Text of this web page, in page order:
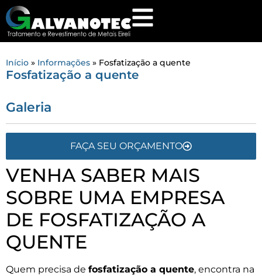
Início » Informações » Fosfatização a quente
Fosfatização a quente
Galeria
FAÇA SEU ORÇAMENTO
VENHA SABER MAIS
SOBRE UMA EMPRESA
DE FOSFATIZAÇÃO A
QUENTE
Quem precisa de fosfatização a quente, encontra na